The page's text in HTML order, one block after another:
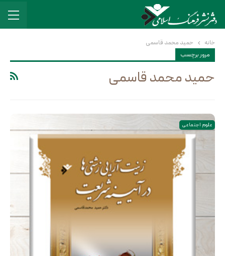
خانه
حمید محمد قاسمی
مرور برچسب
حمید محمد قاسمی
علوم اجتماعی